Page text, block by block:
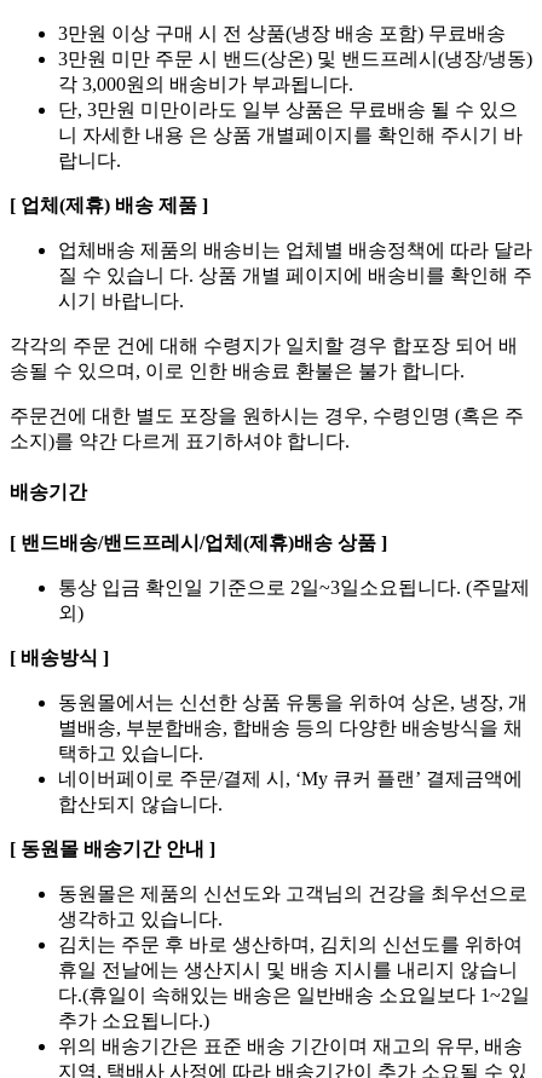
3만원 이상 구매 시 전 상품(냉장 배송 포함) 무료배송
3만원 미만 주문 시 밴드(상온) 및 밴드프레시(냉장/냉동)
각 3,000원의 배송비가 부과됩니다.
단, 3만원 미만이라도 일부 상품은 무료배송 될 수 있으
니 자세한 내용 은 상품 개별페이지를 확인해 주시기 바
랍니다.
[ 업체(제휴) 배송 제품 ]
업체배송 제품의 배송비는 업체별 배송정책에 따라 달라
질 수 있습니 다. 상품 개별 페이지에 배송비를 확인해 주
시기 바랍니다.
각각의 주문 건에 대해 수령지가 일치할 경우 합포장 되어 배
송될 수 있으며, 이로 인한 배송료 환불은 불가 합니다.
주문건에 대한 별도 포장을 원하시는 경우, 수령인명 (혹은 주
소지)를 약간 다르게 표기하셔야 합니다.
배송기간
[ 밴드배송/밴드프레시/업체(제휴)배송 상품 ]
통상 입금 확인일 기준으로 2일~3일소요됩니다. (주말제
외)
[ 배송방식 ]
동원몰에서는 신선한 상품 유통을 위하여 상온, 냉장, 개
별배송, 부분합배송, 합배송 등의 다양한 배송방식을 채
택하고 있습니다.
네이버페이로 주문/결제 시, ‘My 큐커 플랜’ 결제금액에
합산되지 않습니다.
[ 동원몰 배송기간 안내 ]
동원몰은 제품의 신선도와 고객님의 건강을 최우선으로
생각하고 있습니다.
김치는 주문 후 바로 생산하며, 김치의 신선도를 위하여
휴일 전날에는 생산지시 및 배송 지시를 내리지 않습니
다.(휴일이 속해있는 배송은 일반배송 소요일보다 1~2일
추가 소요됩니다.)
위의 배송기간은 표준 배송 기간이며 재고의 유무, 배송
지역, 택배사 사정에 따라 배송기간이 추가 소요될 수 있